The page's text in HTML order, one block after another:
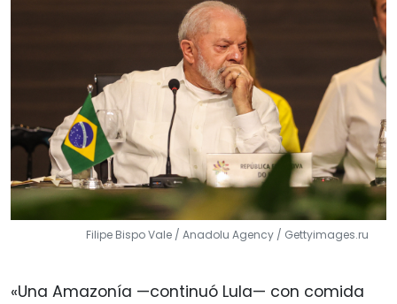
Filipe Bispo Vale / Anadolu Agency / Gettyimages.ru
«Una Amazonía —continuó Lula— con comida